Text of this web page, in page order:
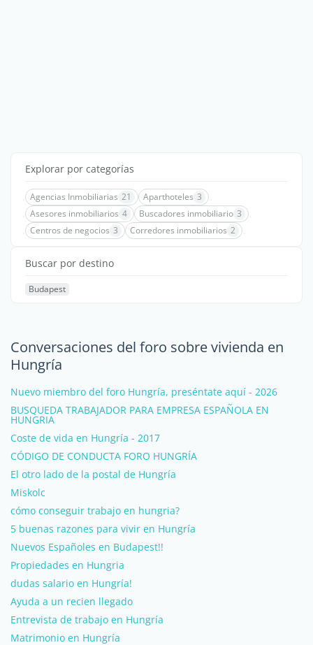
Explorar por categorías
Agencias Inmobiliarias 21 Aparthoteles 3
Asesores inmobiliarios 4 Buscadores inmobiliario 3
Centros de negocios 3 Corredores inmobiliarios 2
Buscar por destino
Budapest
Conversaciones del foro sobre vivienda en
Hungría
Nuevo miembro del foro Hungría, preséntate aquí - 2026
BUSQUEDA TRABAJADOR PARA EMPRESA ESPAÑOLA EN
HUNGRIA
Coste de vida en Hungría - 2017
CÓDIGO DE CONDUCTA FORO HUNGRÍA
El otro lado de la postal de Hungría
Miskolc
cómo conseguir trabajo en hungria?
5 buenas razones para vivir en Hungría
Nuevos Españoles en Budapest!!
Propiedades en Hungria
dudas salario en Hungría!
Ayuda a un recien llegado
Entrevista de trabajo en Hungría
Matrimonio en Hungría